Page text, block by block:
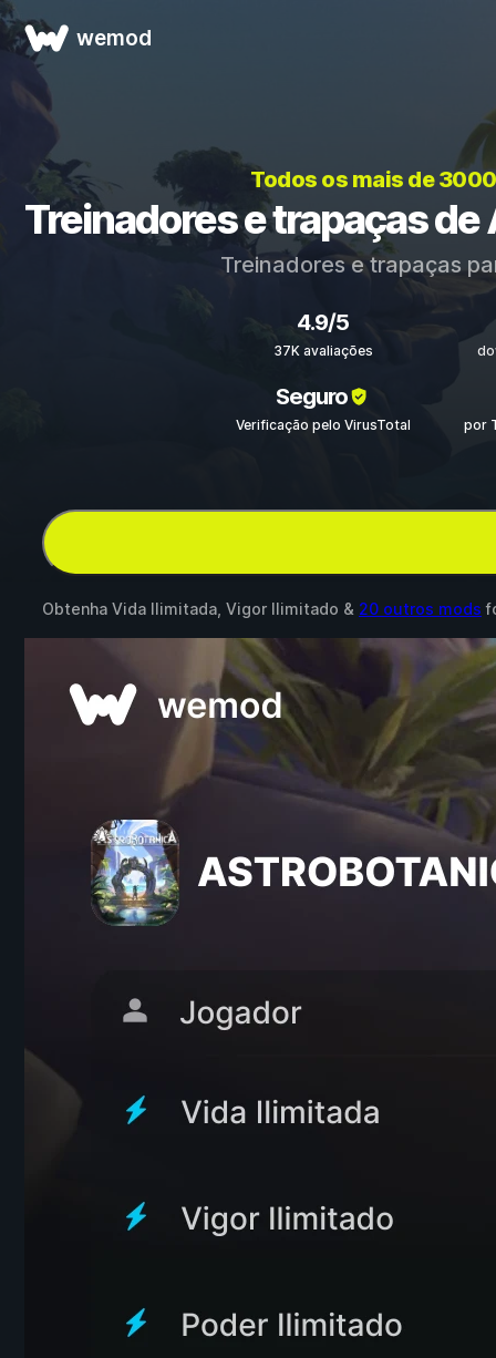
wemod
Todos os mais de
Treinadores e trapaças de
Treinadores e trapaças
4.9/5
37K avaliações
Seguro
Verificação pelo VirusTotal por
Obtenha Vida Ilimitada, Vigor Ilimitado & 20 outros mods